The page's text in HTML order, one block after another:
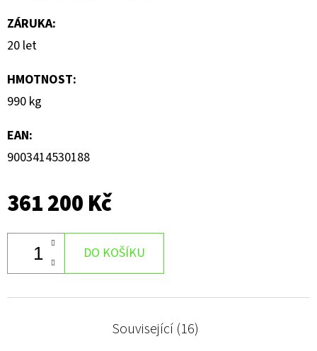
ZÁRUKA:
20 let
HMOTNOST:
990 kg
EAN:
9003414530188
361 200 Kč
DO KOŠÍKU
Související (16)